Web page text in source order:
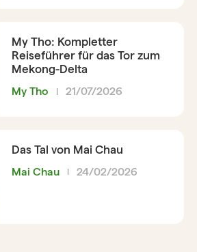
My Tho: Kompletter
Reiseführer für das Tor zum
Mekong-Delta
My Tho 21/07/2026
Das Tal von Mai Chau
Mai Chau 24/02/2026